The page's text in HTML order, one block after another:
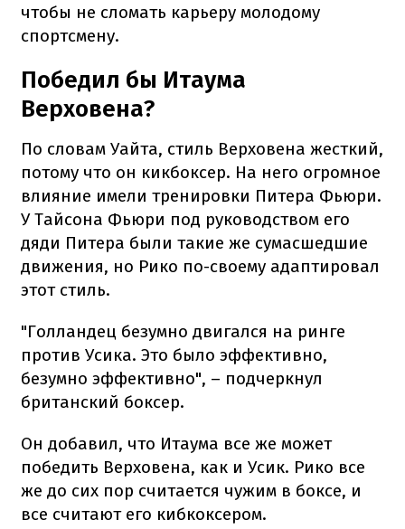
чтобы не сломать карьеру молодому
спортсмену.
Победил бы Итаума
Верховена?
По словам Уайта, стиль Верховена жесткий,
потому что он кикбоксер. На него огромное
влияние имели тренировки Питера Фьюри.
У Тайсона Фьюри под руководством его
дяди Питера были такие же сумасшедшие
движения, но Рико по-своему адаптировал
этот стиль.
"Голландец безумно двигался на ринге
против Усика. Это было эффективно,
безумно эффективно", – подчеркнул
британский боксер.
Он добавил, что Итаума все же может
победить Верховена, как и Усик. Рико все
же до сих пор считается чужим в боксе, и
все считают его кибкоксером.